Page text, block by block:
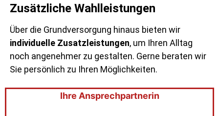
Zusätzliche Wahlleistungen
Über die Grundversorgung hinaus bieten wir
individuelle Zusatzleistungen, um Ihren Alltag
noch angenehmer zu gestalten. Gerne beraten wir
Sie persönlich zu Ihren Möglichkeiten.
Ihre Ansprechpartnerin